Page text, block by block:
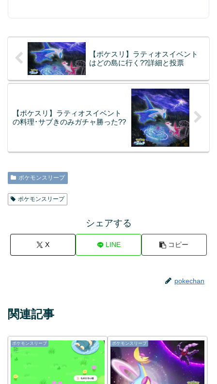
【ポケスリ】ラティオスイベント
はどの島に行く??詳細と投票
【ポケスリ】ラティオスイベント
の料理･サブきのみガチャ勝った??
ポケモンスリープ
ポケモンスリープ
シェアする
X LINE コピー
pokechan
関連記事
ポケモンスリープ ポケモンスリープ